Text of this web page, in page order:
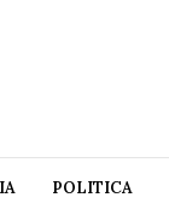
POLITICA